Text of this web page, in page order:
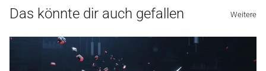
Das könnte dir auch gefallen Weitere